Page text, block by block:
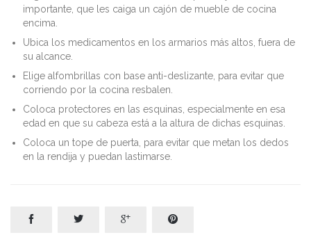
importante, que les caiga un cajón de mueble de cocina
encima.
Ubica los medicamentos en los armarios más altos, fuera de
su alcance.
Elige alfombrillas con base anti-deslizante, para evitar que
corriendo por la cocina resbalen.
Coloca protectores en las esquinas, especialmente en esa
edad en que su cabeza está a la altura de dichas esquinas.
Coloca un tope de puerta, para evitar que metan los dedos
en la rendija y puedan lastimarse.
   